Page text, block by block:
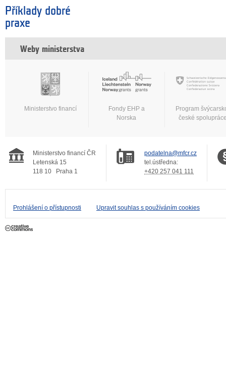
Příklady dobré
praxe
Weby ministerstva
Ministerstvo financí
Fondy EHP a
Norska
Program
české
Ministerstvo financí ČR
Letenská 15
118 10
Praha 1
podatelna@mfcr.cz
tel.ústředna:
+420 257 041 111
Prohlášení o přístupnosti Upravit souhlas s používáním cookies